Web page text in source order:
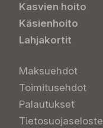
Kasvien hoito
Käsienhoito
Lahjakortit
Maksuehdot
Toimitusehdot
Palautukset
Tietosuojaseloste